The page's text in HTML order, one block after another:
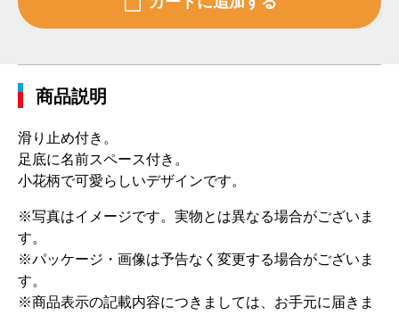
商品説明
滑り止め付き。
足底に名前スペース付き。
小花柄で可愛らしいデザインです。
※写真はイメージです。実物とは異なる場合がございま
す。
※パッケージ・画像は予告なく変更する場合がございま
す。
※商品表示の記載内容につきましては、お手元に届きま